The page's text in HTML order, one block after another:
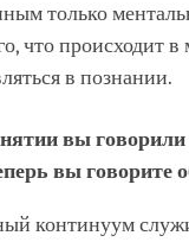
только
что происходит
в познании.
вы говорили
вы говорите
континуум